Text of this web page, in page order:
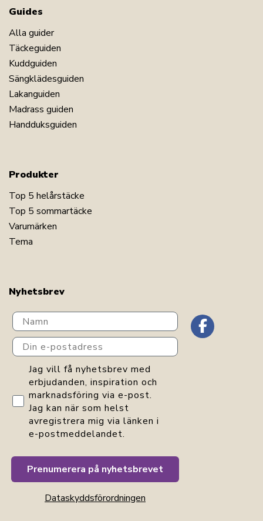
Guides
Alla guider
Täckeguiden
Kuddguiden
Sängklädesguiden
Lakanguiden
Madrass guiden
Handduksguiden
Produkter
Top 5 helårstäcke
Top 5 sommartäcke
Varumärken
Tema
Nyhetsbrev
Navn
Din e-postadress
GDPR consent
Jag vill få nyhetsbrev med
erbjudanden, inspiration och
marknadsföring via e-post.
Jag kan när som helst
avregistrera mig via länken i
e-postmeddelandet.
Prenumerera på nyhetsbrevet
Dataskyddsförordningen